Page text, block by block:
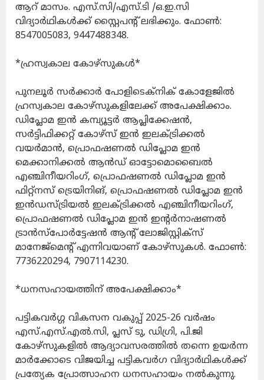
ആറ് മാസം. എസ്.സി/എസ്.ടി /ഒ.ഇ.സി
വിദ്യാര്‍ഥികള്‍ക്ക് സ്റ്റൈപന്റ് ലഭിക്കും. ഫോണ്‍:
8547005083, 9447488348.
*ഹ്രസ്വകാല കോഴ്സുകള്‍*
പുനലൂര്‍ സര്‍ക്കാര്‍ പോളിടെക്‌നിക് കോളേജില്‍
ഹ്രസ്വകാല കോഴ്സുകളിലേക്ക് അപേക്ഷിക്കാം.
ഡിപ്ലോമ ഇന്‍ കമ്പ്യൂട്ടര്‍ ആപ്ലിക്കേഷന്‍,
സര്‍ട്ടിഫിക്കറ്റ് കോഴ്‌സ് ഇന്‍ ഇലക്ട്രിക്കല്‍
വയര്‍മാന്‍, പ്രൊഫഷണല്‍ ഡിപ്ലോമ ഇന്‍
മെക്കാനിക്കല്‍ ആന്‍ഡ് ഓട്ടോമൊബൈല്‍
എഞ്ചിനീയറിംഗ്, പ്രൊഫഷണല്‍ ഡിപ്ലോമ ഇന്‍
ഫിറ്റ്നസ് ട്രെയിനിങ്, പ്രൊഫഷണല്‍ ഡിപ്ലോമ ഇന്‍
ഇന്‍ഡസ്ട്രിയല്‍ ഇലക്ട്രിക്കല്‍ എഞ്ചിനീയറിംഗ്,
പ്രൊഫഷണല്‍ ഡിപ്ലോമ ഇന്‍ ഇന്റര്‍നാഷണല്‍
ട്രാന്‍സ്പോര്‍ട്ടേഷന്‍ ആന്റ് ലോജിസ്റ്റിക്സ്
മാനേജ്‌മെന്റ് എന്നിവയാണ് കോഴ്സുകള്‍. ഫോണ്‍:
7736220294, 7907114230.
*ധനസഹായത്തിന് അപേക്ഷിക്കാം*
പട്ടികവര്‍ഗ്ഗ വികസന വകുപ്പ് 2025-26 വര്‍ഷം
എസ്.എസ്.എല്‍.സി, പ്ലസ് ടു, ഡിഗ്രി, പി.ജി
കോഴ്സുകളില്‍ ആദ്യാവസരത്തില്‍ തന്നെ ഉയര്‍ന്ന
മാര്‍ക്കോടെ വിജയിച്ച പട്ടികവര്‍ഗ വിദ്യാര്‍ഥികള്‍ക്ക്
പ്രത്യേക പ്രോത്സാഹന ധനസഹായം നല്‍കുന്നു.